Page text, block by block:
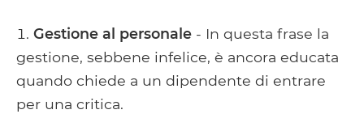
Gestione al personale - In questa frase la
gestione, sebbene infelice, è ancora educata
quando chiede a un dipendente di entrare
per una critica.